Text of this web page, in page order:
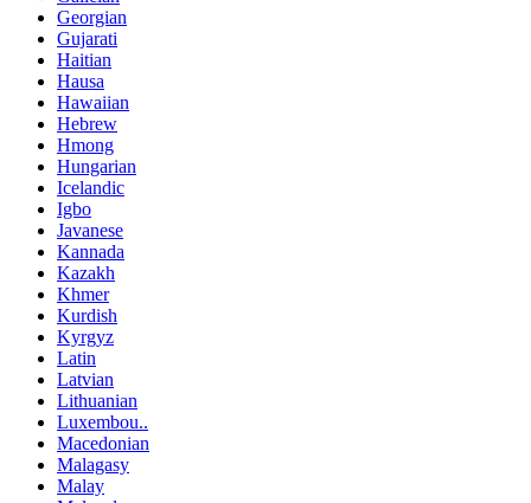
Georgian
Gujarati
Haitian
Hausa
Hawaiian
Hebrew
Hmong
Hungarian
Icelandic
Igbo
Javanese
Kannada
Kazakh
Khmer
Kurdish
Kyrgyz
Latin
Latvian
Lithuanian
Luxembou..
Macedonian
Malagasy
Malay